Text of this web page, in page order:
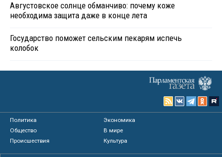
Августовское солнце обманчиво: почему коже
необходима защита даже в конце лета
Государство поможет сельским пекарям испечь
колобок
Политика
Экономика
Общество
В мире
Происшествия
Культура